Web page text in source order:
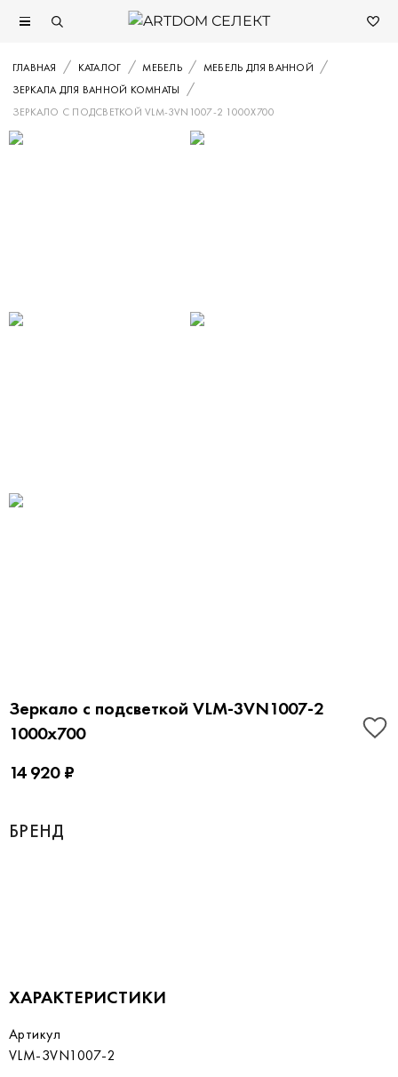
ГЛАВНАЯ КАТАЛОГ МЕБЕЛЬ
МЕБЕЛЬ ДЛЯ ВАННОЙ
ЗЕРКАЛА ДЛЯ ВАННОЙ КОМНАТЫ
ЗЕРКАЛО С ПОДСВЕТКОЙ VLM-3VN1007-2 1000Х700
Зеркало с подсветкой VLM-3VN1007-2
1000х700
14 920 ₽
БРЕНД
ХАРАКТЕРИСТИКИ
Артикул
VLM-3VN1007-2